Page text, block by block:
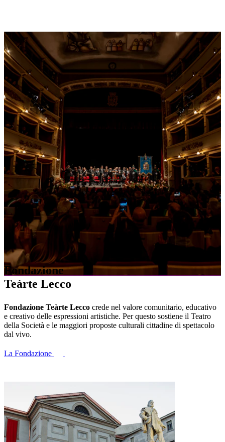
Fondazione
Teàrte Lecco
Fondazione Teàrte Lecco crede nel valore comunitario, educativo
e creativo delle espressioni artistiche. Per questo sostiene il Teatro
della Società e le maggiori proposte culturali cittadine di spettacolo
dal vivo.
La Fondazione